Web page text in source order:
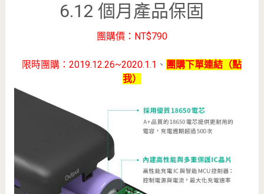
6.12 個月產品保固
團購價：NT$790
限時團購：2019.12.26~2020.1.1 、 團購下單連結（點
我）